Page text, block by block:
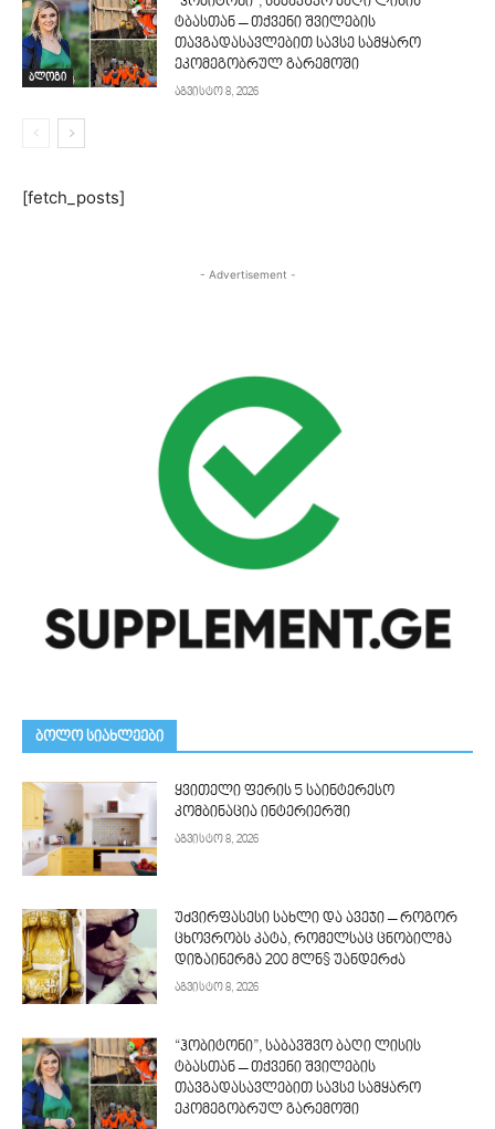
ბლოგი
ტბასთან – თქვენი შვილების
თავგადასავლებით სავსე სამყარო
ეკომეგობრულ გარემოში
აგვისტო 8, 2026
[fetch_posts]
- Advertisement -
ᲑᲝᲚᲝ ᲡᲘᲐᲮᲚᲔᲔᲑᲘ
ყვითელი ფერის 5 საინტერესო
კომბინაცია ინტერიერში
აგვისტო 8, 2026
უძვირფასესი სახლი და ავეჯი – როგორ
ცხოვრობს კატა, რომელსაც ცნობილმა
დიზაინერმა 200 მლნ$ უანდერძა
აგვისტო 8, 2026
“ჰობიტონი”, საბავშვო ბაღი ლისის
ტბასთან – თქვენი შვილების
თავგადასავლებით სავსე სამყარო
ეკომეგობრულ გარემოში